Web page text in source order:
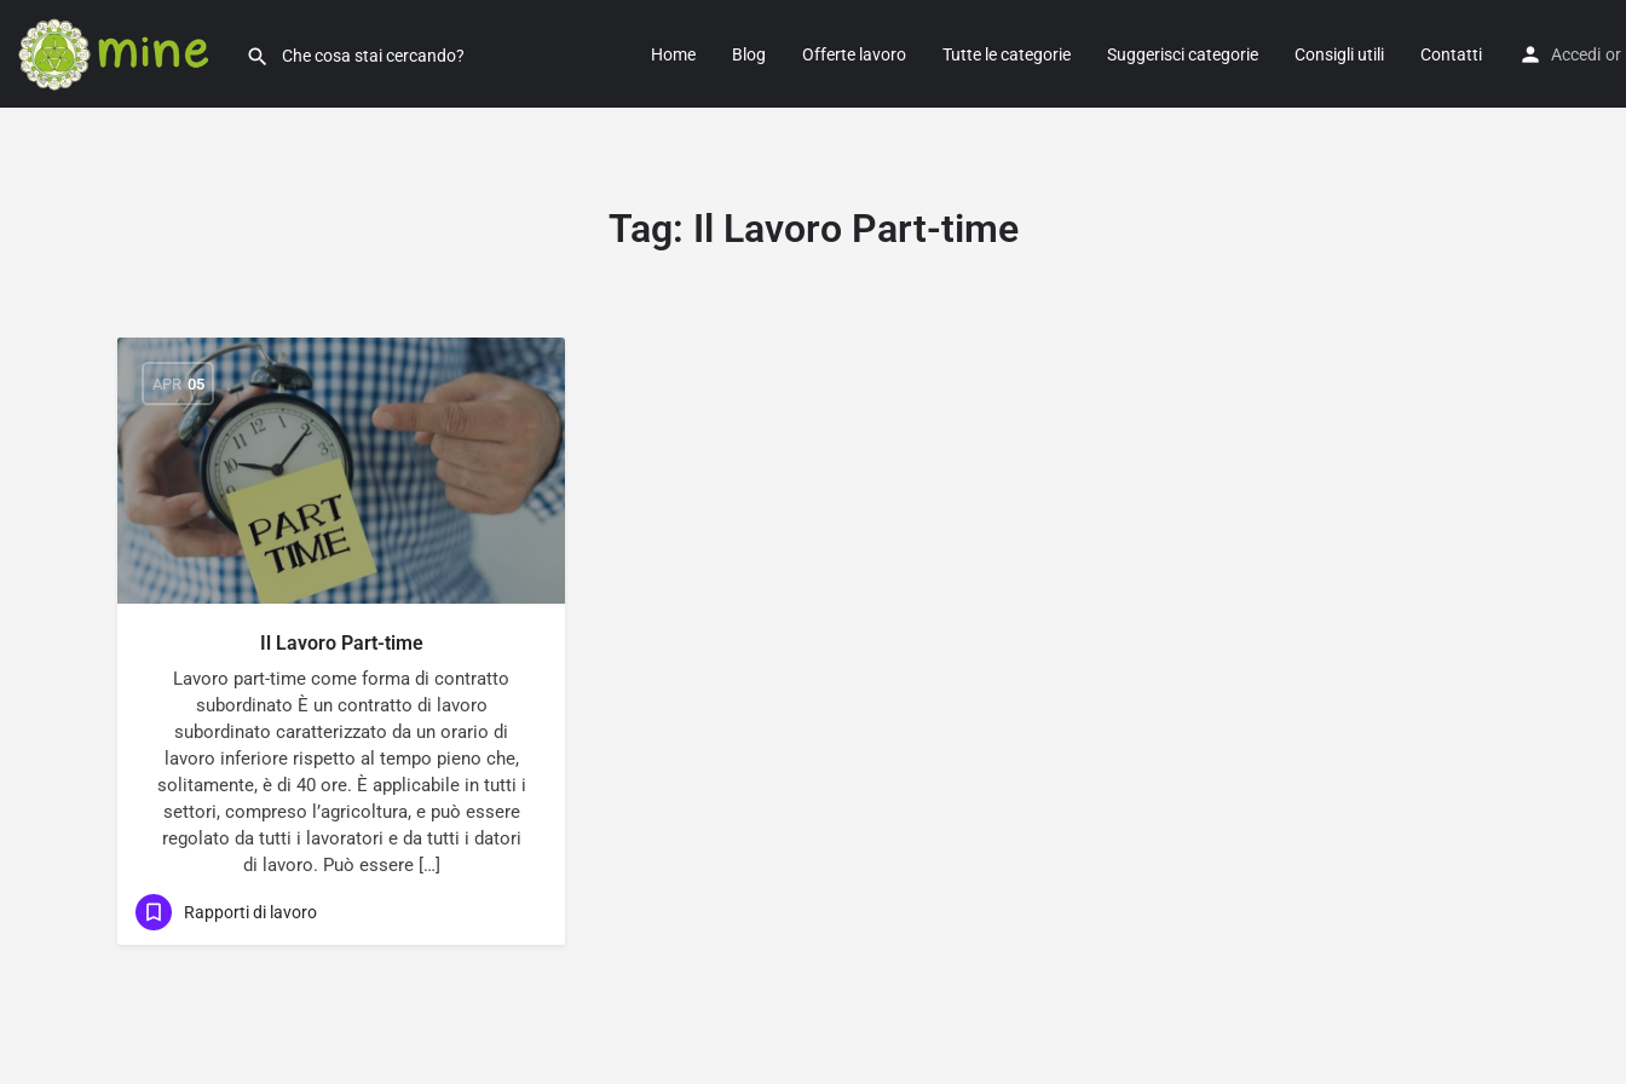
Home Blog Offerte lavoro Tutte le categorie Suggerisci categorie Consigli utili Contatti Accedi or
Tag: Il Lavoro Part-time
APR 05
Il Lavoro Part-time
Lavoro part-time come forma di contratto
subordinato È un contratto di lavoro
subordinato caratterizzato da un orario di
lavoro inferiore rispetto al tempo pieno che,
solitamente, è di 40 ore. È applicabile in tutti i
settori, compreso l’agricoltura, e può essere
regolato da tutti i lavoratori e da tutti i datori
di lavoro. Può essere […]
Rapporti di lavoro